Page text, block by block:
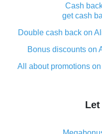
Cash
get cash
Double cash back on
Bonus discounts on
All about promotions
What is cash back
The best place to